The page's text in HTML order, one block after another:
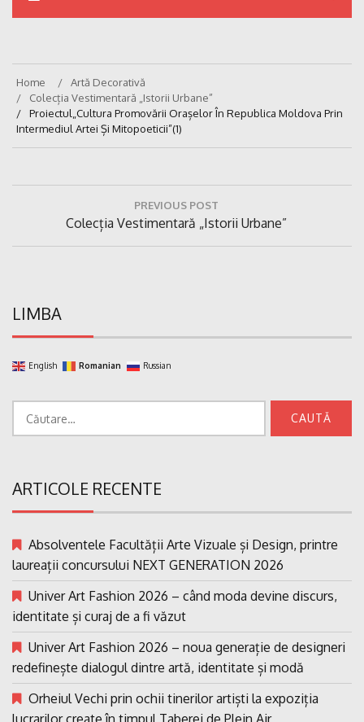
Home
Artă Decorativă
Colecția Vestimentară „Istorii Urbane”
Proiectul„Cultura Promovării Orașelor În Republica Moldova Prin
Intermediul Artei Și Mitopoeticii”(1)
PREVIOUS POST
Previous
Post:
Colecția Vestimentară „Istorii Urbane”
LIMBA
English Romanian Russian
ARTICOLE RECENTE
Absolventele Facultății Arte Vizuale și Design, printre
laureații concursului NEXT GENERATION 2026
Univer Art Fashion 2026 – când moda devine discurs,
identitate și curaj de a fi văzut
Univer Art Fashion 2026 – noua generație de designeri
redefinește dialogul dintre artă, identitate și modă
Orheiul Vechi prin ochii tinerilor artiști la expoziția